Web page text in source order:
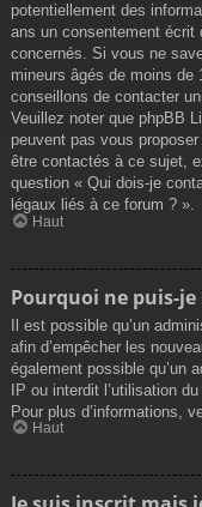
potentiellement des
ans un consentement écrit
concernés. Si vous ne
mineurs âgés de moins
conseillons de contacter
Veuillez noter que phpBB
peuvent pas vous
être contactés à ce sujet,
question « Qui dois-je
légaux liés à ce forum ? ».
Haut
Pourquoi ne puis-je
Il est possible qu’un
afin d’empêcher les
également possible qu’un
IP ou interdit l’utilisation
Pour plus d’informations,
Haut